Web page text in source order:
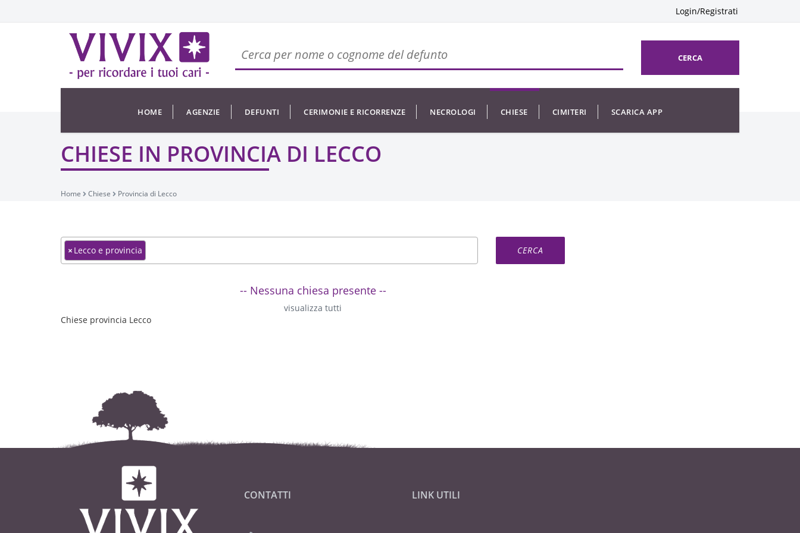
Login/Registrati
CERCA
HOME AGENZIE DEFUNTI CERIMONIE E RICORRENZE NECROLOGI CHIESE CIMITERI SCARICA APP
CHIESE IN PROVINCIA DI LECCO
Home Chiese Provincia di Lecco
× Lecco e provincia
-- Nessuna chiesa presente --
visualizza tutti
Chiese provincia Lecco
CONTATTI LINK UTILI